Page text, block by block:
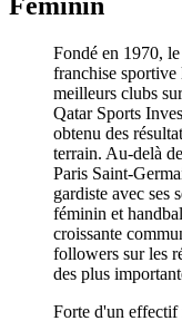
Fondé en 1970,
franchise sportive
meilleurs clubs
Qatar Sports
obtenu des
terrain. Au-delà
Paris Saint-
gardiste avec ses
féminin et
croissante
followers sur les
des plus
Forte d'un effectif